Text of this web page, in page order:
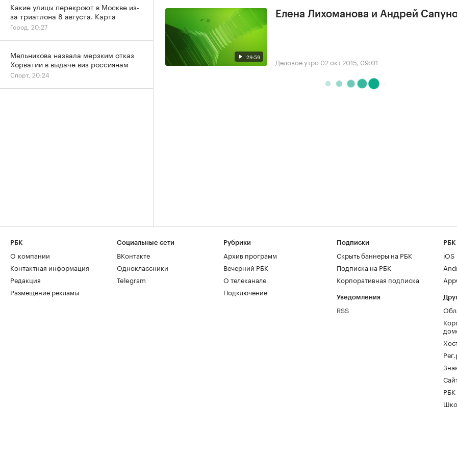
29:59
Елена Лихоманова и Андрей
Деловое утро 02 окт 2015, 09:01
Какие улицы перекроют в Москве из-
за триатлона 8 августа. Карта
Город, 20:27
Мельникова назвала мерзким отказ
Хорватии в выдаче виз россиянам
Спорт, 20:24
РБК
О компании
Контактная информация
Редакция
Размещение рекламы
Социальные сети
ВКонтакте
Одноклассники
Telegram
Рубрики
Архив программ
Вечерний РБК
О телеканале
Подключение
Подписки
Скрыть баннеры на РБК
Подписка на РБК
Корпоративная подписка
Уведомления
RSS
РБК
iOS